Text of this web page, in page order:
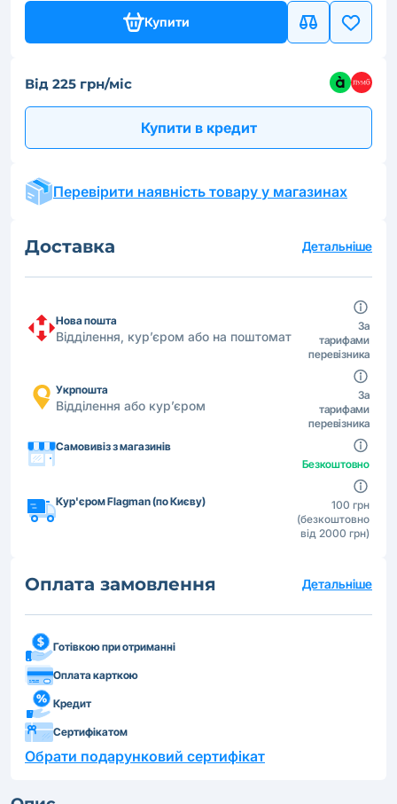
Купити
Від 225 грн/міс
Купити в кредит
Перевірити наявність товару у магазинах
Доставка Детальніше
Нова пошта
Відділення, кур’єром або на поштомат
За
тарифами
перевізника
Укрпошта
Відділення або кур’єром
За
тарифами
перевізника
Самовивіз з магазинів
Безкоштовно
Кур'єром Flagman (по Києву)
100 грн
(безкоштовно
від 2000 грн)
Оплата замовлення Детальніше
Готівкою при отриманні
Оплата карткою
Кредит
Сертифікатом
Обрати подарунковий сертифікат